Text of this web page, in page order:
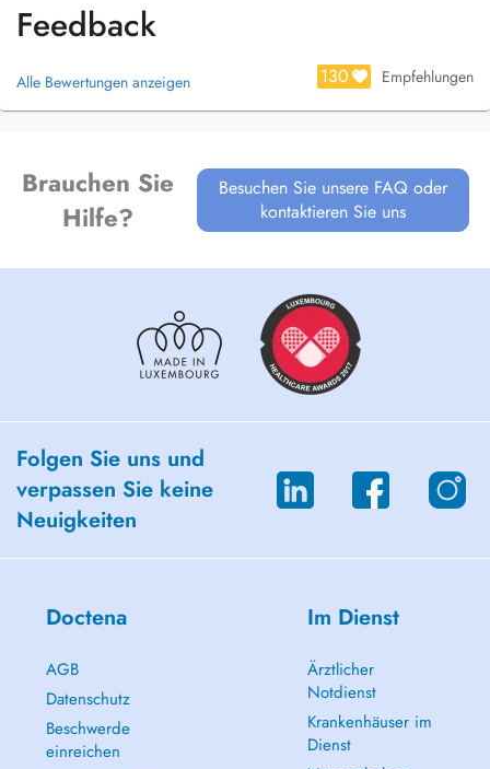
Feedback
Alle Bewertungen anzeigen 130 Empfehlungen
Brauchen Sie
Hilfe?
Besuchen Sie unsere FAQ oder
kontaktieren Sie uns
Folgen Sie uns und
verpassen Sie keine
Neuigkeiten
Doctena
AGB
Datenschutz
Beschwerde
einreichen
Im Dienst
Ärztlicher
Notdienst
Krankenhäuser im
Dienst